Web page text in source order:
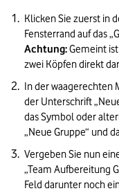
Klicken Sie zuerst in
Achtung: Gemeint
zwei Köpfen direkt
In der waagerechten
der Unterschrift
das Symbol oder
„Neue Gruppe“ und
Vergeben Sie nun
„Team Aufbereitung
Feld darunter noch